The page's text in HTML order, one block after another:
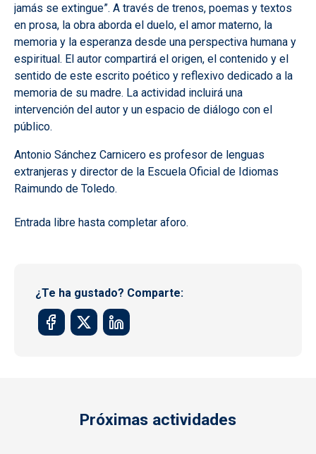
jamás se extingue”. A través de trenos, poemas y textos
en prosa, la obra aborda el duelo, el amor materno, la
memoria y la esperanza desde una perspectiva humana y
espiritual. El autor compartirá el origen, el contenido y el
sentido de este escrito poético y reflexivo dedicado a la
memoria de su madre. La actividad incluirá una
intervención del autor y un espacio de diálogo con el
público.
Antonio Sánchez Carnicero es profesor de lenguas
extranjeras y director de la Escuela Oficial de Idiomas
Raimundo de Toledo.
Entrada libre hasta completar aforo.
¿Te ha gustado? Comparte:
Próximas actividades